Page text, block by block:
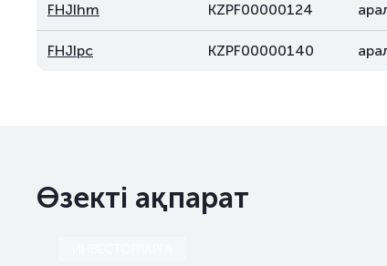
FHJIhm KZPF00000124
FHJIpc KZPF00000140
Өзекті ақпарат